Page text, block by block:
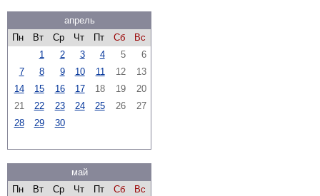
апрель
Пн
Вт Ср Чт Пт Сб
Вс
1
2 3 4 5
6
7
8 9 10 11 12
13
14
15 16 17 18 19
20
21
22 23 24 25 26
27
28
29 30
май
Пн
Вт Ср Чт Пт Сб
Вс